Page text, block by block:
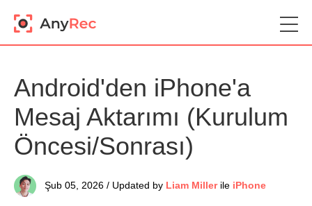
Android'den iPhone'a
Mesaj Aktarımı (Kurulum
Öncesi/Sonrası)
Şub 05, 2026 / Updated by Liam Millerile iPhone